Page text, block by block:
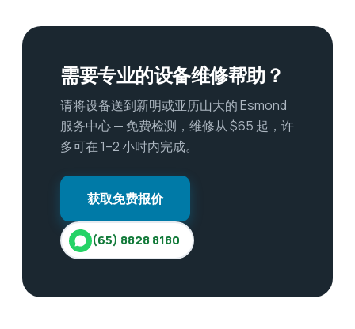
需要专业的设备维修帮助？
请将设备送到新明或亚历山大的 Esmond
服务中心 — 免费检测，维修从 $65 起，许
多可在 1–2 小时内完成。
获取免费报价
(65) 8828 8180